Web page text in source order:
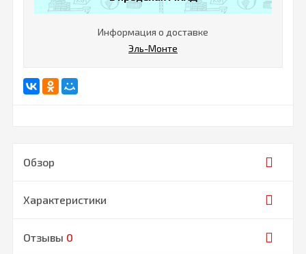
Информация о доставке
Эль-Монте
Обзор
Характеристики
Отзывы 0